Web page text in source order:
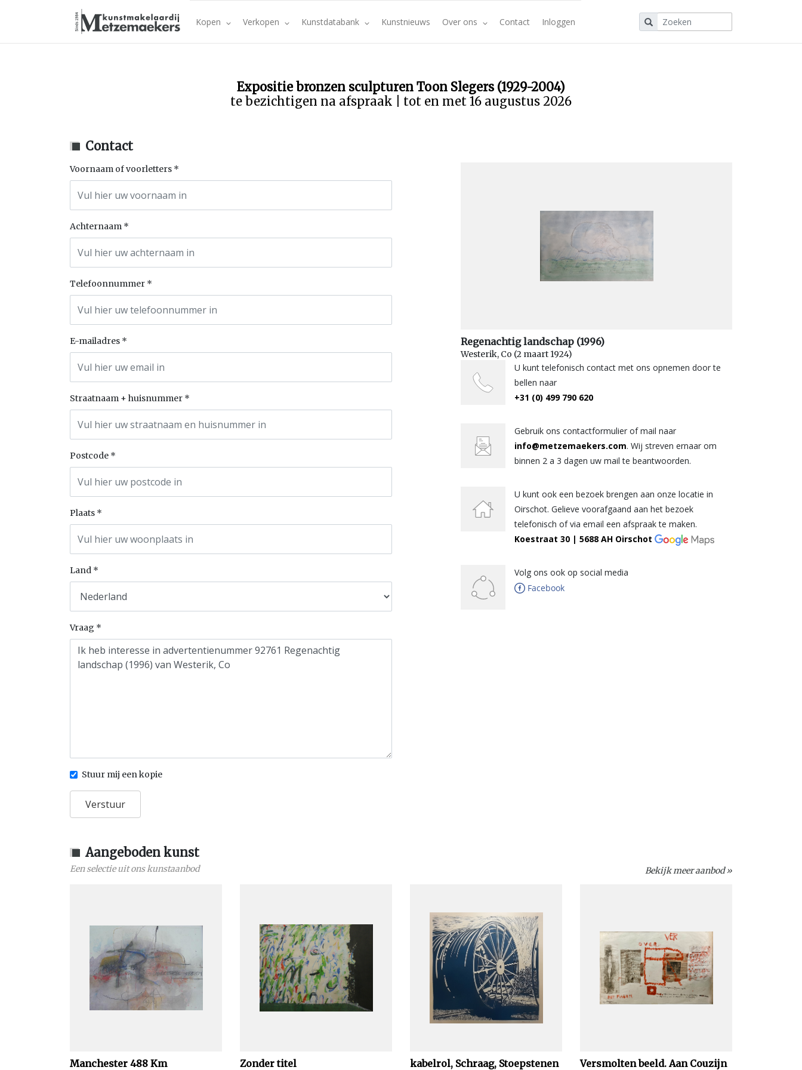
Kopen Verkopen Kunstdatabank Kunstnieuws Over ons Contact Inloggen
Expositie bronzen sculpturen Toon Slegers (1929-2004)
te bezichtigen na afspraak | tot en met 16 augustus 2026
Contact
Voornaam of voorletters
Achternaam
Telefoonnummer
E-mailadres
Straatnaam + huisnummer
Postcode
Plaats
Land
Vraag
Stuur mij een kopie
Regenachtig landschap (1996)
Westerik, Co (2 maart 1924)
U kunt telefonisch contact met ons opnemen door te
bellen naar
+31 (0) 499 790 620
Gebruik ons contactformulier of mail naar
info@metzemaekers.com. Wij streven ernaar om
binnen 2 a 3 dagen uw mail te beantwoorden.
U kunt ook een bezoek brengen aan onze locatie in
Oirschot. Gelieve voorafgaand aan het bezoek
telefonisch of via email een afspraak te maken.
Koestraat 30 | 5688 AH Oirschot
Volg ons ook op social media
Aangeboden kunst
Een selectie uit ons kunstaanbod Bekijk meer aanbod »
Manchester 488 Km Zonder titel
kabelrol, Schraag, Stoepstenen
Versmolten beeld. Aan Couzijn